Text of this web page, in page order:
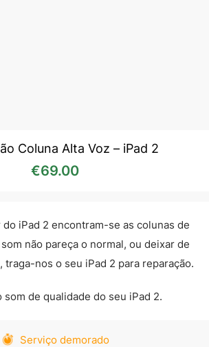
Coluna Alta Voz – iPad 2
€69.00
iPad 2 encontram-se as colunas de
não pareça o normal, ou deixar de
traga-nos o seu iPad 2 para reparação.
som de qualidade do seu iPad 2.
Serviço demorado